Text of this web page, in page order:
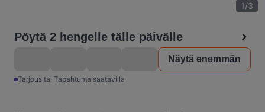
1/3
Pöytä 2 hengelle tälle päivälle
Näytä enemmän
Tarjous tai Tapahtuma saatavilla